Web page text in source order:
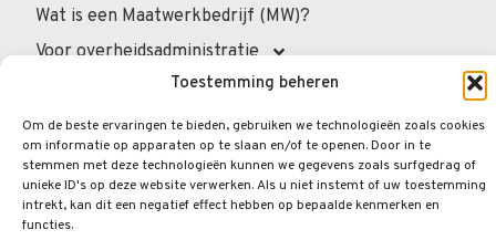
Toestemming beheren
Om de beste ervaringen te bieden, gebruiken we technologieën zoals cookies
om informatie op apparaten op te slaan en/of te openen. Door in te
stemmen met deze technologieën kunnen we gegevens zoals surfgedrag of
unieke ID's op deze website verwerken. Als u niet instemt of uw toestemming
intrekt, kan dit een negatief effect hebben op bepaalde kenmerken en
functies.
Wat is een Maatwerkbedrijf (MW)?
Voor overheidsadministratie
Voor de professionals
Voor privépersonen
Veelgestelde vragen